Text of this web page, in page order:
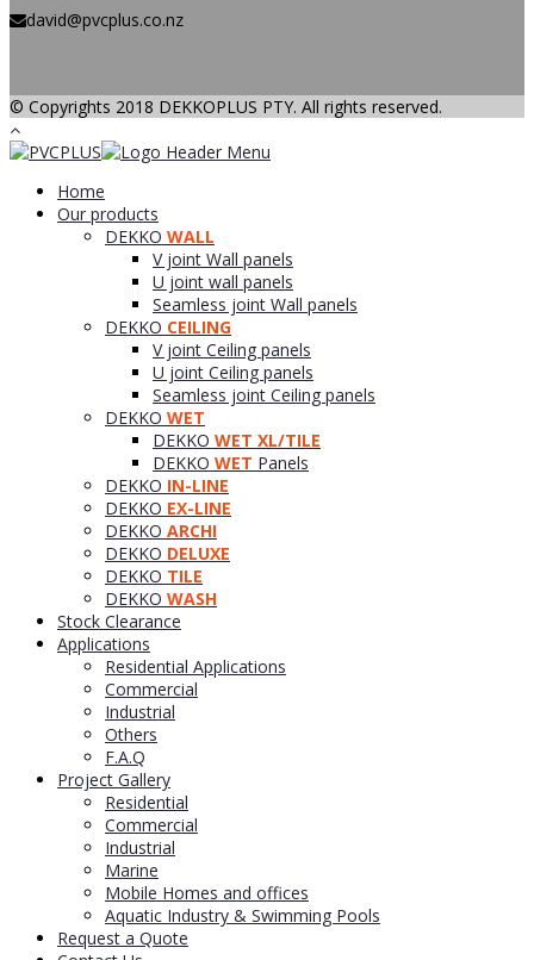
david@pvcplus.co.nz
© Copyrights 2018 DEKKOPLUS PTY. All rights reserved.
Home
Our products
DEKKO WALL
V joint Wall panels
U joint wall panels
Seamless joint Wall panels
DEKKO CEILING
V joint Ceiling panels
U joint Ceiling panels
Seamless joint Ceiling panels
DEKKO WET
DEKKO WET XL/TILE
DEKKO WET Panels
DEKKO IN-LINE
DEKKO EX-LINE
DEKKO ARCHI
DEKKO DELUXE
DEKKO TILE
DEKKO WASH
Stock Clearance
Applications
Residential Applications
Commercial
Industrial
Others
F.A.Q
Project Gallery
Residential
Commercial
Industrial
Marine
Mobile Homes and offices
Aquatic Industry & Swimming Pools
Request a Quote